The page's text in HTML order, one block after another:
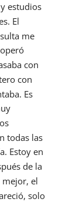
estudios
El
me
con
con
Es
todas las
Estoy en
de la
el
solo